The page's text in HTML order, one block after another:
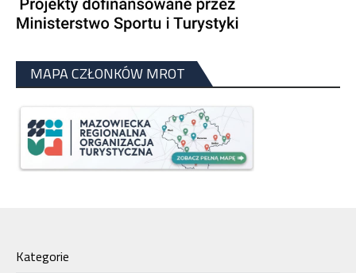
MAPA CZŁONKÓW MROT
Kategorie